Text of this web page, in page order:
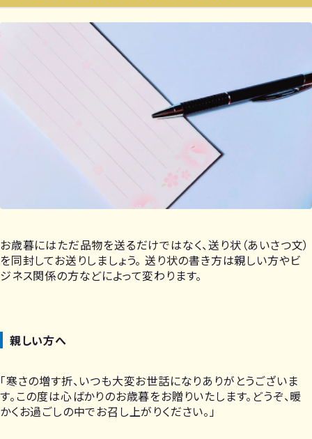
お歳暮にはただ品物を送るだけではなく、送り状（あいさつ文）
を同封してお送りしましょう。 送り状の書き方は親しい方やビ
ジネス関係の方などによって変わります。
親しい方へ
「寒さの増す折、いつも大変お世話になりありがとうございま
す。この度は心ばかりのお歳暮をお贈りいたします。どうぞ、暖
かくお過ごしの中でお召し上がりください。」